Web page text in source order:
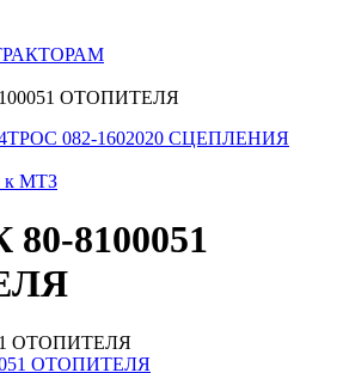
ОТОПИТЕЛЯ
ТРОС 082-1602020 СЦЕПЛЕНИЯ
к МТЗ
8100051
ОТОПИТЕЛЯ